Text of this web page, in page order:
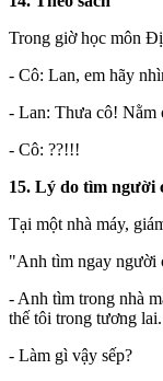
Trong giờ học môn
- Cô: Lan, em hãy
- Lan: Thưa cô! Nằm
- Cô: ??!!!
15. Lý do tìm người
Tại một nhà máy,
"Anh tìm ngay người
- Anh tìm trong nhà
thế tôi trong tương lai.
- Làm gì vậy sếp?